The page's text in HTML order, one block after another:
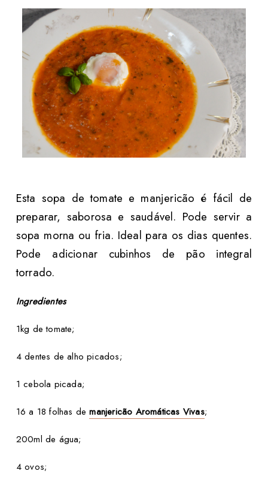
Esta sopa de tomate e manjericão é fácil de
preparar, saborosa e saudável. Pode servir a
sopa morna ou fria. Ideal para os dias quentes.
Pode adicionar cubinhos de pão integral
torrado.
Ingredientes
1kg de tomate;
4 dentes de alho picados;
1 cebola picada;
16 a 18 folhas demanjericão Aromáticas Vivas;
200ml de água;
4 ovos;